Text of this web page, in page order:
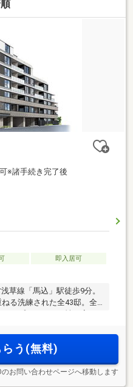
※諸手続き完了後
即入居可
草線「馬込」駅徒歩9分。
る洗練された全43邸。全
らう(無料)
のお問い合わせページへ移動します